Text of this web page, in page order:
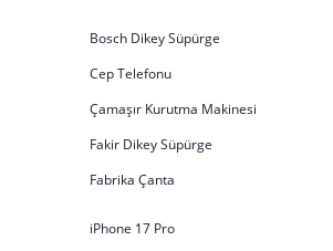
Bosch Dikey Süpürge
Cep Telefonu
Çamaşır Kurutma Makinesi
Fakir Dikey Süpürge
Fabrika Çanta
iPhone 17 Pro